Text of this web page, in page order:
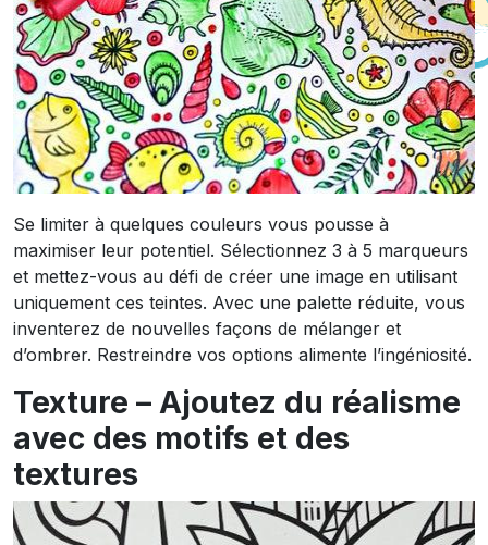
Se limiter à quelques couleurs vous pousse à
maximiser leur potentiel. Sélectionnez 3 à 5 marqueurs
et mettez-vous au défi de créer une image en utilisant
uniquement ces teintes. Avec une palette réduite, vous
inventerez de nouvelles façons de mélanger et
d’ombrer. Restreindre vos options alimente l’ingéniosité.
Texture – Ajoutez du réalisme
avec des motifs et des
textures